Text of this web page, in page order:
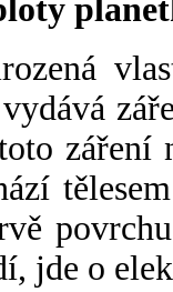
vydává
záření
jde o